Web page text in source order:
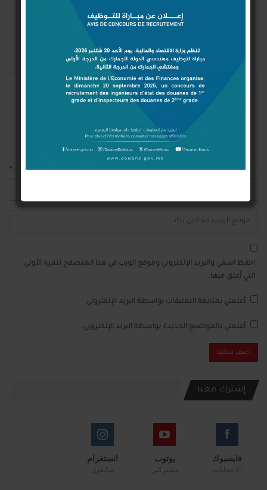
لن يتم نشر عنوان بريدك الإلكتروني.
احفظ اسمي والبريد الإلكتروني وموقع الويب في هذا المتصفح للمرة الأولى
التي أعلق فيها.
أعلمني بمتابعة التعليقات بواسطة البريد الإلكتروني.
أعلمني بالمواضيع الجديدة بواسطة البريد الإلكتروني.
إشترك معنا
فايسبوك
الإعجابات
يوتوب
مشتركين
انستغرام
متابعون